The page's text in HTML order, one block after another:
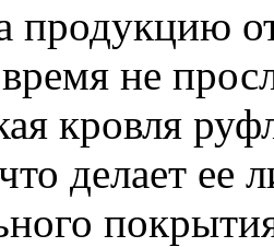
продукцию
время не
кровля
делает ее